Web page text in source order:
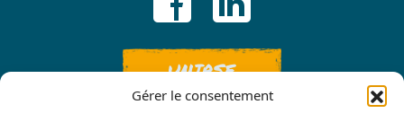
Gérer le consentement
UNIRSE